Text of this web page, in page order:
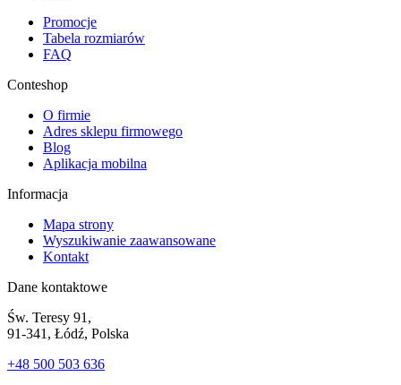
Promocje
Tabela rozmiarów
FAQ
Conteshop
O firmie
Adres sklepu firmowego
Blog
Aplikacja mobilna
Informacja
Mapa strony
Wyszukiwanie zaawansowane
Kontakt
Dane kontaktowe
Św. Teresy 91,
91-341, Łódź, Polska
+48 500 503 636